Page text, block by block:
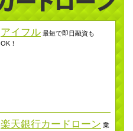
アイフル 最短で即日融資も
OK！
楽天銀行カードローン 業